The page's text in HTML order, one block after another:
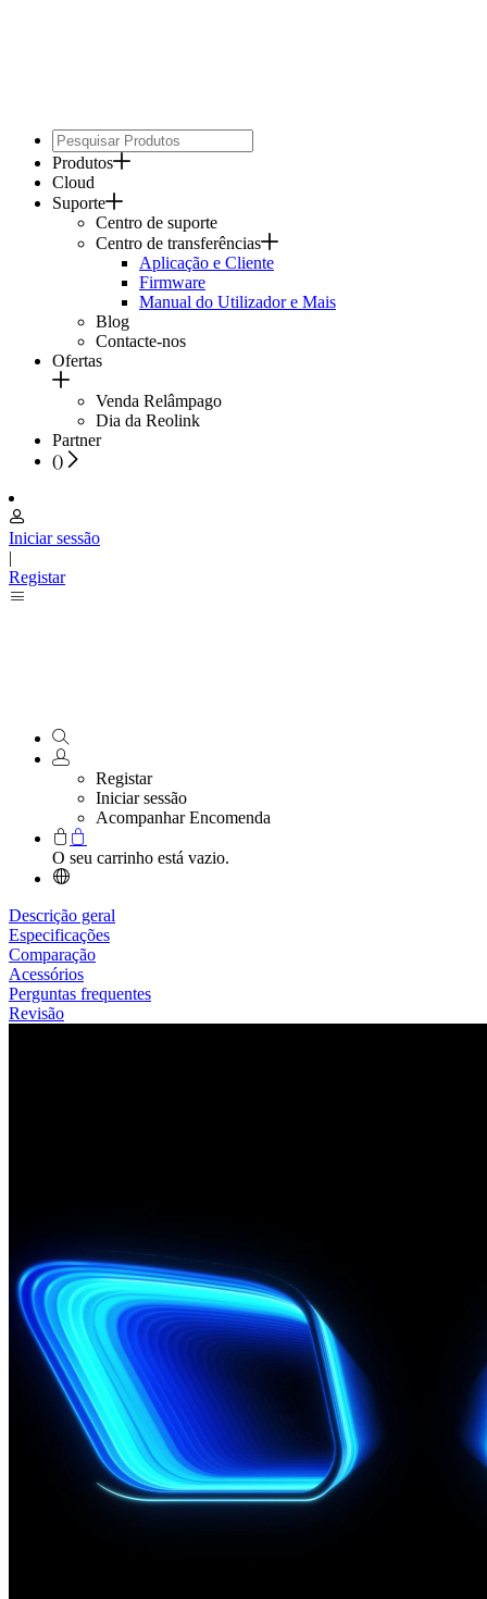
Produtos
Cloud
Suporte
Centro de suporte
Centro de transferências
Aplicação e Cliente
Firmware
Manual do Utilizador e Mais
Blog
Contacte-nos
Ofertas
Venda Relâmpago
Dia da Reolink
Partner
()
Iniciar sessão
|
Registar
Registar
Iniciar sessão
Acompanhar Encomenda
O seu carrinho está vazio.
Descrição geral
Especificações
Comparação
Acessórios
Perguntas frequentes
Revisão